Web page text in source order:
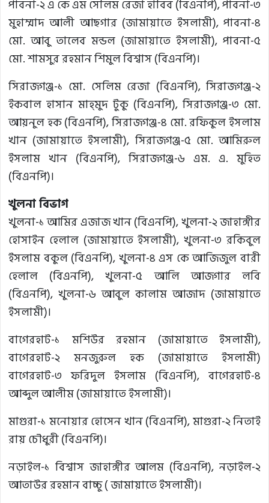
পাবনা-২ এ কে এম সেলিম রেজা হাবিব (বিএনপি), পাবনা-৩
মুহাম্মাদ আলী আছগার (জামায়াতে ইসলামী), পাবনা-৪
মো. আবু তালেব মন্ডল (জামায়াতে ইসলামী), পাবনা-৫
মো. শামসুর রহমান শিমুল বিশ্বাস (বিএনপি)।
সিরাজগঞ্জ-১ মো. সেলিম রেজা (বিএনপি), সিরাজগঞ্জ-২
ইকবাল হাসান মাহ্‌মুদ টুকু (বিএনপি), সিরাজগঞ্জ-৩ মো.
আয়নুল হক (বিএনপি), সিরাজগঞ্জ-৪ মো. রফিকুল ইসলাম
খান (জামায়াতে ইসলামী), সিরাজগঞ্জ-৫ মো. আমিরুল
ইসলাম খান (বিএনপি), সিরাজগঞ্জ-৬ এম. এ. মুহিত
(বিএনপি)।
খুলনা বিভাগ
খুলনা-১ আমির এজাজ খান (বিএনপি), খুলনা-২ জাহাঙ্গীর
হোসাইন হেলাল (জামায়াতে ইসলামী), খুলনা-৩ রকিবুল
ইসলাম বকুল (বিএনপি), খুলনা-৪ এস কে আজিজুল বারী
হেলাল (বিএনপি), খুলনা-৫ আলি আজগার লবি
(বিএনপি), খুলনা-৬ আবুল কালাম আজাদ (জামায়াতে
ইসলামী)।
বাগেরহাট-১ মশিউর রহমান (জামায়াতে ইসলামী),
বাগেরহাট-২ মনজুরুল হক (জামায়াতে ইসলামী)
বাগেরহাট-৩ ফরিদুল ইসলাম (বিএনপি), বাগেরহাট-৪
আব্দুল আলীম (জামায়াতে ইসলামী)।
মাগুরা-১ মনোয়ার হোসেন খান (বিএনপি), মাগুরা-২ নিতাই
রায় চৌধুরী (বিএনপি)।
নড়াইল-১ বিশ্বাস জাহাঙ্গীর আলম (বিএনপি), নড়াইল-২
আতাউর রহমান বাচ্চু ( জামায়াতে ইসলামী)।